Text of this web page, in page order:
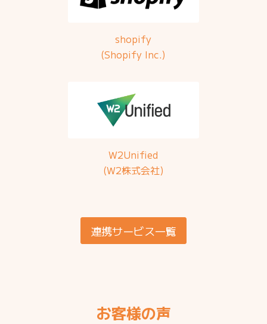
shopify
(Shopify Inc.)
W2Unified
(W2株式会社)
連携サービス一覧
お客様の声